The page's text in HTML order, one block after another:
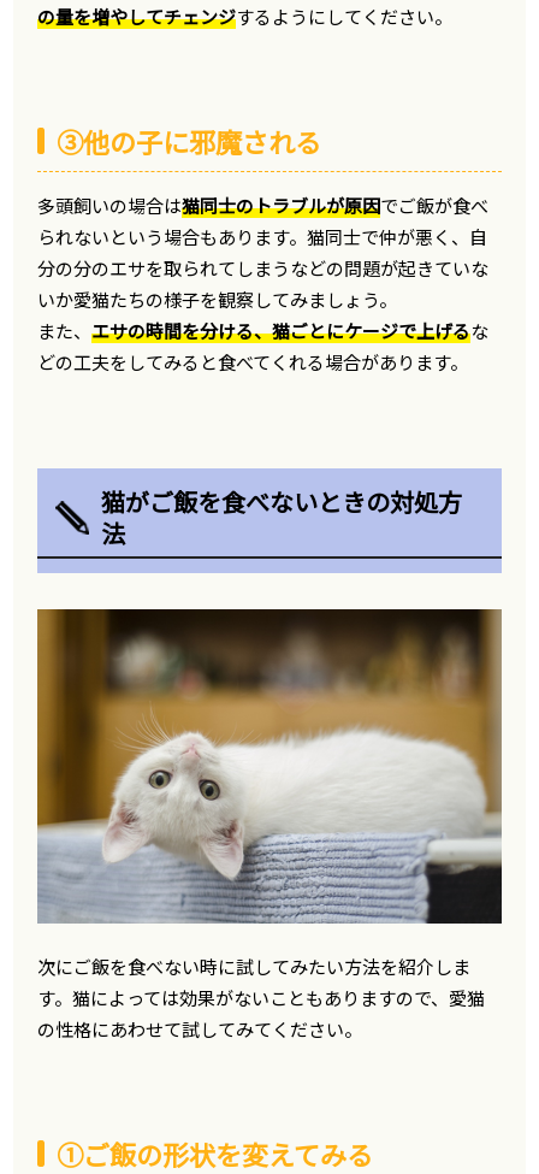
の量を増やしてチェンジするようにしてください。
③他の子に邪魔される
多頭飼いの場合は猫同士のトラブルが原因でご飯が食べ
られないという場合もあります。猫同士で仲が悪く、自
分の分のエサを取られてしまうなどの問題が起きていな
いか愛猫たちの様子を観察してみましょう。
また、エサの時間を分ける、猫ごとにケージで上げるな
どの工夫をしてみると食べてくれる場合があります。
猫がご飯を食べないときの対処方
法
次にご飯を食べない時に試してみたい方法を紹介しま
す。猫によっては効果がないこともありますので、愛猫
の性格にあわせて試してみてください。
①ご飯の形状を変えてみる